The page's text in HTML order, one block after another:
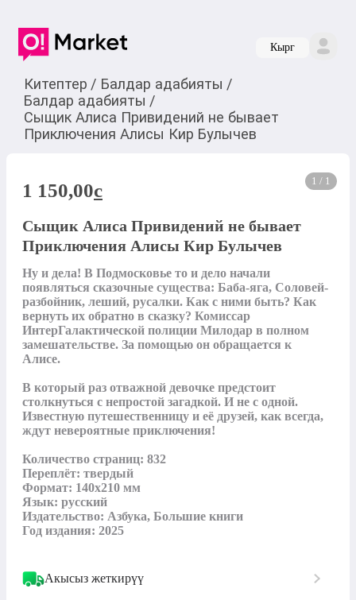
Кырг
Китептер / Балдар адабияты /
Балдар адабияты /
Сыщик Алиса Привидений не бывает
Приключения Алисы Кир Булычев
1 / 1
1 150,00c
Сыщик Алиса Привидений не бывает
Приключения Алисы Кир Булычев
Ну и дела! В Подмосковье то и дело начали
появляться сказочные существа: Баба-яга, Соловей-
разбойник, леший, русалки. Как с ними быть? Как
вернуть их обратно в сказку? Комиссар
ИнтерГалактической полиции Милодар в полном
замешательстве. За помощью он обращается к
Алисе.
В который раз отважной девочке предстоит
столкнуться с непростой загадкой. И не с одной.
Известную путешественницу и её друзей, как всегда,
ждут невероятные приключения!
Количество страниц: 832
Переплёт: твердый
Формат: 140х210 мм
Язык: русский
Издательство: Азбука, Большие книги
Год издания: 2025
Акысыз жеткирүү